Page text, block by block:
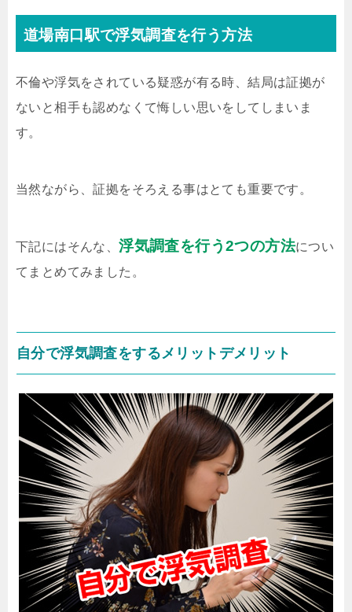
道場南口駅で浮気調査を行う方法
不倫や浮気をされている疑惑が有る時、結局は証拠が
ないと相手も認めなくて悔しい思いをしてしまいま
す。
当然ながら、証拠をそろえる事はとても重要です。
下記にはそんな、浮気調査を行う2つの方法につい
てまとめてみました。
自分で浮気調査をするメリットデメリット